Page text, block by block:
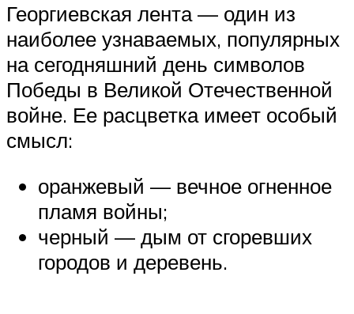
Георгиевская лента — один из
наиболее узнаваемых, популярных
на сегодняшний день символов
Победы в Великой Отечественной
войне. Ее расцветка имеет особый
смысл:
оранжевый — вечное огненное
пламя войны;
черный — дым от сгоревших
городов и деревень.